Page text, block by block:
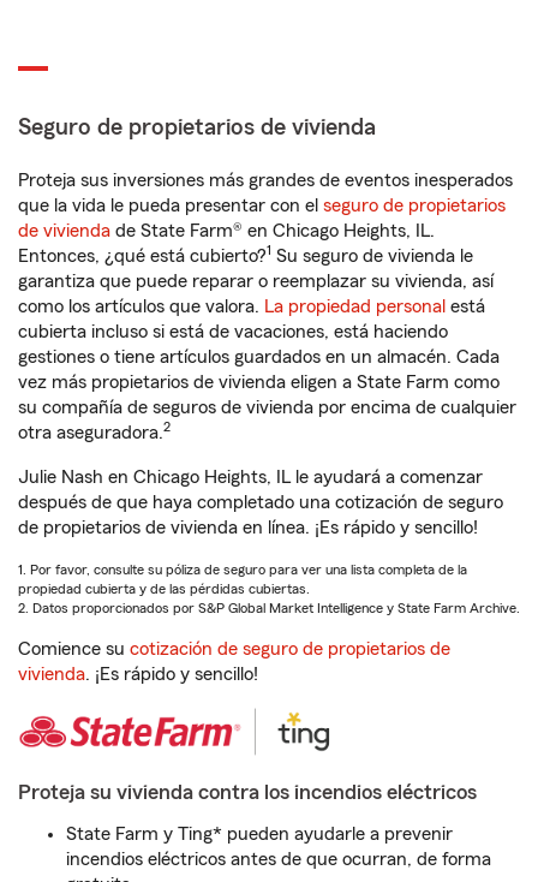
Seguro de propietarios de vivienda
Proteja sus inversiones más grandes de eventos inesperados
que la vida le pueda presentar con el seguro de propietarios
de vivienda de State Farm® en Chicago Heights, IL.
Entonces, ¿qué está cubierto?1 Su seguro de vivienda le
garantiza que puede reparar o reemplazar su vivienda, así
como los artículos que valora. La propiedad personal está
cubierta incluso si está de vacaciones, está haciendo
gestiones o tiene artículos guardados en un almacén. Cada
vez más propietarios de vivienda eligen a State Farm como
su compañía de seguros de vivienda por encima de cualquier
otra aseguradora.2
Julie Nash en Chicago Heights, IL le ayudará a comenzar
después de que haya completado una cotización de seguro
de propietarios de vivienda en línea. ¡Es rápido y sencillo!
1. Por favor, consulte su póliza de seguro para ver una lista completa de la
propiedad cubierta y de las pérdidas cubiertas.
2. Datos proporcionados por S&P Global Market Intelligence y State Farm Archive.
Comience su cotización de seguro de propietarios de
vivienda. ¡Es rápido y sencillo!
Proteja su vivienda contra los incendios eléctricos
State Farm y Ting* pueden ayudarle a prevenir
incendios eléctricos antes de que ocurran, de forma